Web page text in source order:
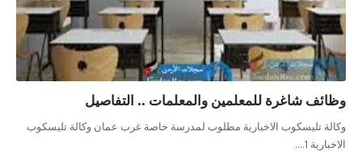
وظائف شاغرة للمعلمين والمعلمات .. التفاصيل
وكالة تليسكوب الاخبارية مطلوب لمدرسة خاصة غرب عمان وكالة تليسكوب
الاخبارية 1.…